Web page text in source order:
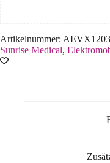
Artikelnummer:
Sunrise Medical,